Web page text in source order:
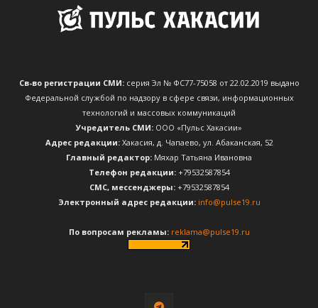
Св-во регистрации СМИ:серия Эл № ФС77-75058 от 22.02.2019 выдано
Федеральной службой по надзору в сфере связи, информационных
технологий и массовых коммуникаций
Учредитель СМИ: ООО «Пульс Хакасии»
Адрес редакции:Хакасия, д. Чапаево, ул. Абаканская, 52
Главный редактор: Мяхар Татьяна Ивановна
Телефон редакции:+79532587854
CМС, мессенджеры:+79532587854
Электронный адрес редакции: info@pulse19.ru
По вопросам рекламы: reklama@pulse19.ru